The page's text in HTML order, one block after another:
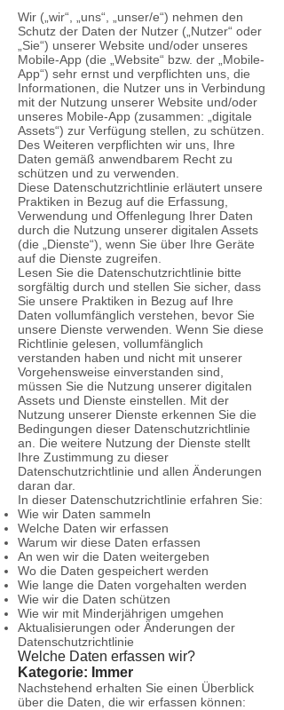
Wir („wir“, „uns“, „unser/e“) nehmen den
Schutz der Daten der Nutzer („Nutzer“ oder
„Sie“) unserer Website und/oder unseres
Mobile-App (die „Website“ bzw. der „Mobile-
App“) sehr ernst und verpflichten uns, die
Informationen, die Nutzer uns in Verbindung
mit der Nutzung unserer Website und/oder
unseres Mobile-App (zusammen: „digitale
Assets“) zur Verfügung stellen, zu schützen.
Des Weiteren verpflichten wir uns, Ihre
Daten gemäß anwendbarem Recht zu
schützen und zu verwenden.
Diese Datenschutzrichtlinie erläutert unsere
Praktiken in Bezug auf die Erfassung,
Verwendung und Offenlegung Ihrer Daten
durch die Nutzung unserer digitalen Assets
(die „Dienste“), wenn Sie über Ihre Geräte
auf die Dienste zugreifen.
Lesen Sie die Datenschutzrichtlinie bitte
sorgfältig durch und stellen Sie sicher, dass
Sie unsere Praktiken in Bezug auf Ihre
Daten vollumfänglich verstehen, bevor Sie
unsere Dienste verwenden. Wenn Sie diese
Richtlinie gelesen, vollumfänglich
verstanden haben und nicht mit unserer
Vorgehensweise einverstanden sind,
müssen Sie die Nutzung unserer digitalen
Assets und Dienste einstellen. Mit der
Nutzung unserer Dienste erkennen Sie die
Bedingungen dieser Datenschutzrichtlinie
an. Die weitere Nutzung der Dienste stellt
Ihre Zustimmung zu dieser
Datenschutzrichtlinie und allen Änderungen
daran dar.
In dieser Datenschutzrichtlinie erfahren Sie:
Wie wir Daten sammeln
Welche Daten wir erfassen
Warum wir diese Daten erfassen
An wen wir die Daten weitergeben
Wo die Daten gespeichert werden
Wie lange die Daten vorgehalten werden
Wie wir die Daten schützen
Wie wir mit Minderjährigen umgehen
Aktualisierungen oder Änderungen der
Datenschutzrichtlinie
Welche Daten erfassen wir?
Kategorie: Immer
Nachstehend erhalten Sie einen Überblick
über die Daten, die wir erfassen können: